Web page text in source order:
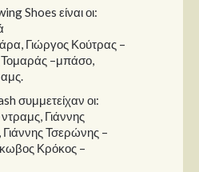
Shoes είναι οι:
Γιώργος Κούτρας –
–μπάσο,
συμμετείχαν οι:
Γιάννης
Τσερώνης –
Κρόκος –